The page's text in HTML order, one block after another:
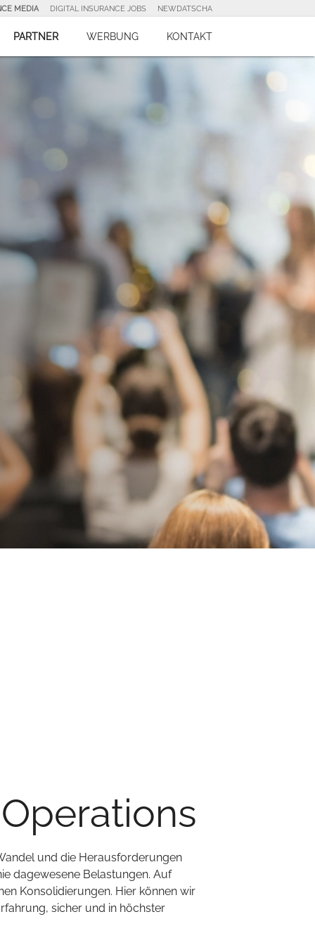
MEDIA DIGITAL INSURANCE JOBS NEWDATSCHA
PARTNER WERBUNG KONTAKT
und die Herausforderungen
dagewesene Belastungen. Auf
Konsolidierungen. Hier können wir
sicher und in höchster